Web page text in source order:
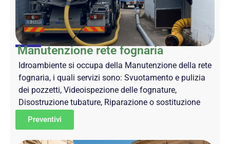
Manutenzione rete fognaria
Idroambiente si occupa della Manutenzione della rete
fognaria, i quali servizi sono: Svuotamento e pulizia
dei pozzetti, Videoispezione delle fognature,
Disostruzione tubature, Riparazione o sostituzione
Preventivi